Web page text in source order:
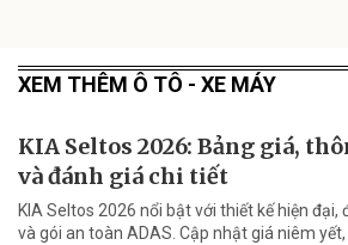
XEM THÊM Ô TÔ - XE MÁY
KIA Seltos 2026: Bảng giá,
và đánh giá chi tiết
KIA Seltos 2026 nổi bật với thiết kế hiện
và gói an toàn ADAS. Cập nhật giá niêm